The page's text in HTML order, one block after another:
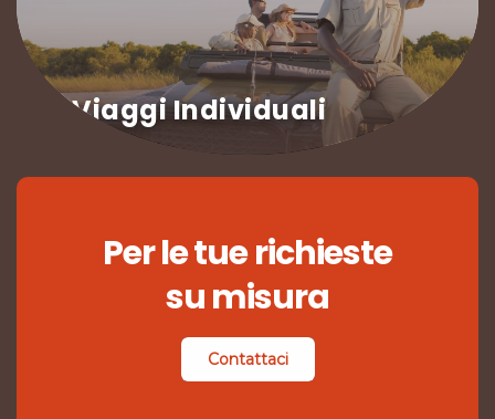
Viaggi Individuali
Per le tue richieste
su misura
Contattaci